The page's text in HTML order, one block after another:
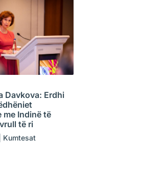
Davkova: Erdhi
me Indinë të
të ri
Kumtesat